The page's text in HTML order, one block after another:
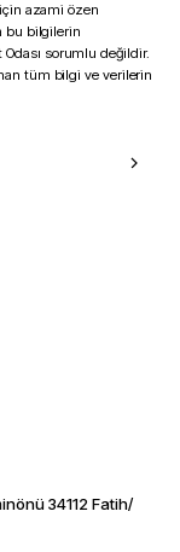
azami özen
bu bilgilerin
sorumlu değildir.
tüm bilgi ve verilerin
34112 Fatih/